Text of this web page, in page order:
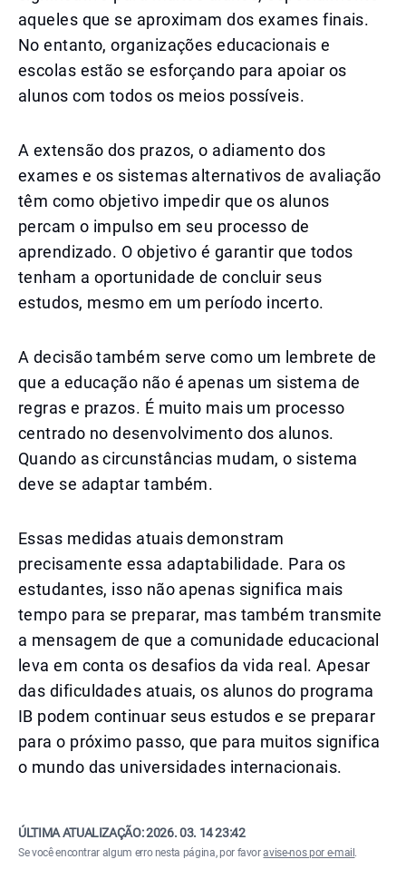
aqueles que se aproximam dos exames finais.
No entanto, organizações educacionais e
escolas estão se esforçando para apoiar os
alunos com todos os meios possíveis.
A extensão dos prazos, o adiamento dos
exames e os sistemas alternativos de avaliação
têm como objetivo impedir que os alunos
percam o impulso em seu processo de
aprendizado. O objetivo é garantir que todos
tenham a oportunidade de concluir seus
estudos, mesmo em um período incerto.
A decisão também serve como um lembrete de
que a educação não é apenas um sistema de
regras e prazos. É muito mais um processo
centrado no desenvolvimento dos alunos.
Quando as circunstâncias mudam, o sistema
deve se adaptar também.
Essas medidas atuais demonstram
precisamente essa adaptabilidade. Para os
estudantes, isso não apenas significa mais
tempo para se preparar, mas também transmite
a mensagem de que a comunidade educacional
leva em conta os desafios da vida real. Apesar
das dificuldades atuais, os alunos do programa
IB podem continuar seus estudos e se preparar
para o próximo passo, que para muitos significa
o mundo das universidades internacionais.
ÚLTIMA ATUALIZAÇÃO:2026. 03. 14 23:42
Se você encontrar algum erro nesta página, por favoravise-nos por e-mail .